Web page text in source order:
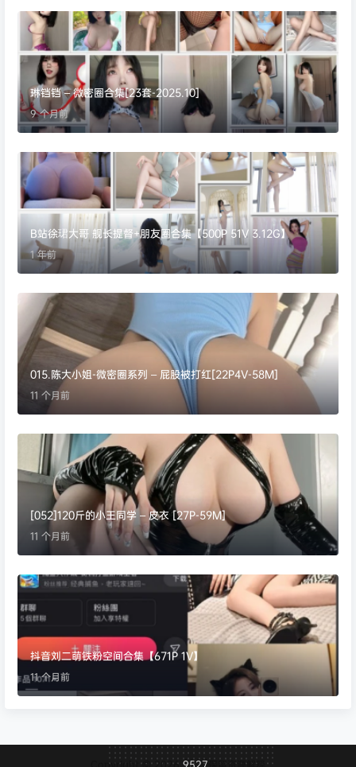
琳铛铛 – 微密圈合集[23套-2025.10]
9 个月前
B站徐珺大哥 舰长提督+朋友圈合集【500P 51V 3.12G】
1 年前
015.陈大小姐-微密圈系列 – 屁股被打红[22P4V-58M]
11 个月前
[052]120斤的小王同学 – 皮衣 [27P-59M]
11 个月前
抖音刘二萌铁粉空间合集【671P 1V】
11 个月前
Copyright © 2026 9527 保留资源解释